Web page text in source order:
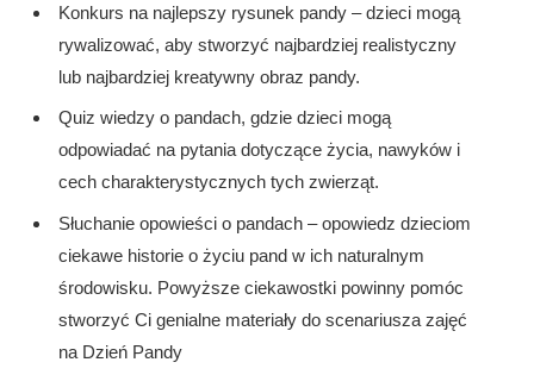
Konkurs na najlepszy rysunek pandy – dzieci mogą
rywalizować, aby stworzyć najbardziej realistyczny
lub najbardziej kreatywny obraz pandy.
Quiz wiedzy o pandach, gdzie dzieci mogą
odpowiadać na pytania dotyczące życia, nawyków i
cech charakterystycznych tych zwierząt.
Słuchanie opowieści o pandach – opowiedz dzieciom
ciekawe historie o życiu pand w ich naturalnym
środowisku. Powyższe ciekawostki powinny pomóc
stworzyć Ci genialne materiały do scenariusza zajęć
na Dzień Pandy